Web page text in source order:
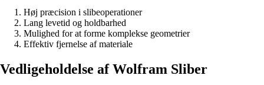
Høj præcision i slibeoperationer
Lang levetid og holdbarhed
Mulighed for at forme komplekse geometrier
Effektiv fjernelse af materiale
Vedligeholdelse af Wolfram Sliber